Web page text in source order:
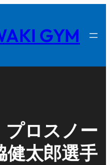
GYM
プロスノー
健太郎選手